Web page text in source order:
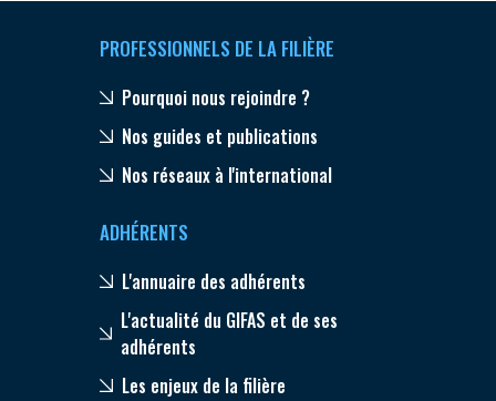
PROFESSIONNELS DE LA FILIÈRE
Pourquoi nous rejoindre ?
Nos guides et publications
Nos réseaux à l'international
ADHÉRENTS
L'annuaire des adhérents
L'actualité du GIFAS et de ses
adhérents
Les enjeux de la filière